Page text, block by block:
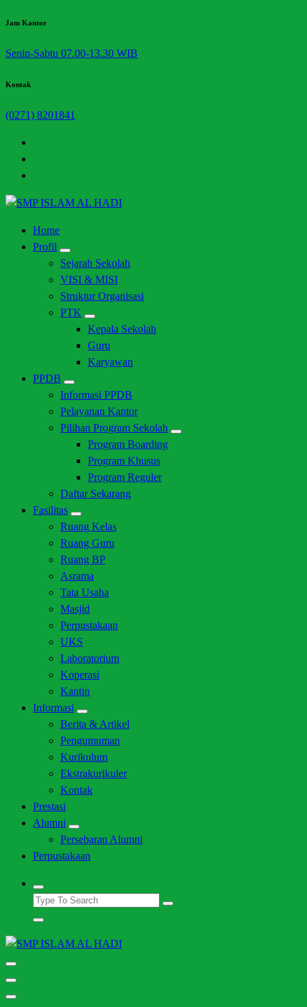
Skip
content
Jam Kantor
Senin-Sabtu 07.00-13.30 WIB
Kontak
(0271) 8201841
Halaman Resmi SMP Islam Al Hadi Mojolaban
Home
Profil
Sejarah Sekolah
VISI & MISI
Struktur Organisasi
PTK
Kepala Sekolah
Guru
Karyawan
PPDB
Informasi PPDB
Pelayanan Kantor
Pilihan Program Sekolah
Program Boarding
Program Khusus
Program Reguler
Daftar Sekarang
Fasilitas
Ruang Kelas
Ruang Guru
Ruang BP
Asrama
Tata Usaha
Masjid
Perpustakaan
UKS
Laboratorium
Koperasi
Kantin
Informasi
Berita & Artikel
Pengumuman
Kurikulum
Ekstrakurikuler
Kontak
Prestasi
Alumni
Persebaran Alumni
Perpustakaan